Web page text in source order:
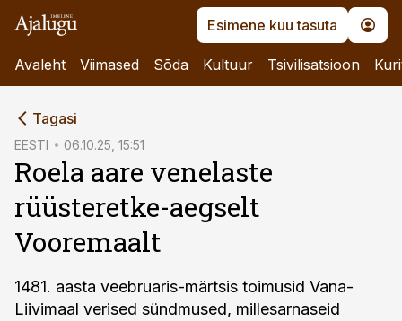
Esimene kuu tasuta
Avaleht Viimased Sõda Kultuur Tsivilisatsioon
Tagasi
EESTI 06.10.25, 15:51
Roela aare venelaste
rüüsteretke-aegselt
Vooremaalt
1481. aasta veebruaris-märtsis toimusid Vana-
Liivimaal verised sündmused, millesarnaseid